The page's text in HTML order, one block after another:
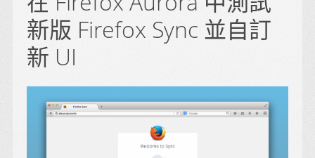
新版 Firefox Sync 並自訂
新 UI